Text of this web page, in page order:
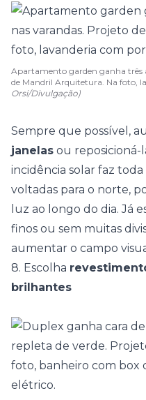
Apartamento garden ganha três
de Mandril Arquitetura. Na foto,
Orsi/Divulgação)
Sempre que possível,
janelas ou reposicioná-
incidência solar faz
voltadas para o norte,
luz ao longo do dia. Já
finos ou sem muitas
aumentar o campo
8. Escolha
brilhantes